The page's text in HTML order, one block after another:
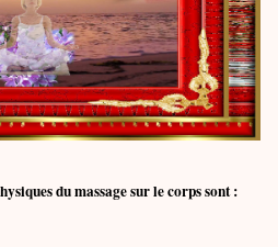
du massage sur le corps sont :